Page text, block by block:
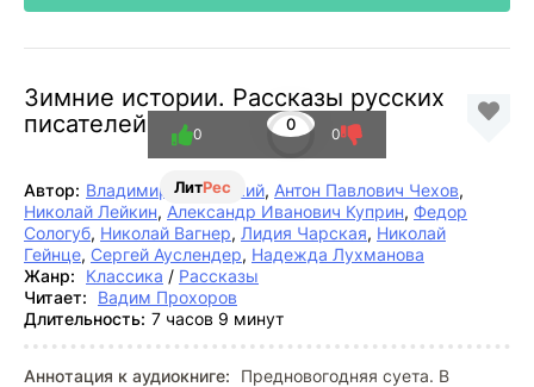
Зимние истории. Рассказы русских
писателей
ЛитРес
0
0 0
Автор: Владимир Одоевский, Антон Павлович Чехов,
Николай Лейкин, Александр Иванович Куприн, Федор
Сологуб, Николай Вагнер, Лидия Чарская, Николай
Гейнце, Сергей Ауслендер, Надежда Лухманова
Жанр:
Классика / Рассказы
Читает:
Вадим Прохоров
Длительность: 7 часов 9 минут
Аннотация к аудиокниге:
Предновогодняя суета. В